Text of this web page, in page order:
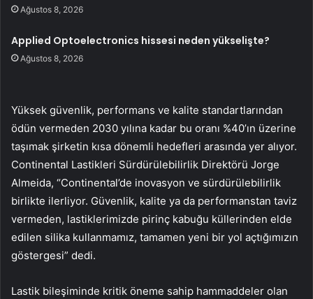
Ağustos 8, 2026
Applied Optoelectronics hissesi neden yükselişte?
Ağustos 8, 2026
Yüksek güvenlik, performans ve kalite standartlarından
ödün vermeden 2030 yılına kadar bu oranı %40’ın üzerine
taşımak şirketin kısa dönemli hedefleri arasında yer alıyor.
Continental Lastikleri Sürdürülebilirlik Direktörü Jorge
Almeida, “Continental’de inovasyon ve sürdürülebilirlik
birlikte ilerliyor. Güvenlik, kalite ya da performanstan taviz
vermeden, lastiklerimizde pirinç kabuğu küllerinden elde
edilen silika kullanmamız, tamamen yeni bir yol açtığımızın
göstergesi” dedi.
Lastik bileşiminde kritik öneme sahip hammaddeler olan